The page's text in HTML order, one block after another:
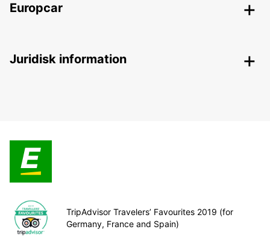
Europcar
Juridisk information
TripAdvisor Travelers’ Favourites 2019 (for
Germany, France and Spain)